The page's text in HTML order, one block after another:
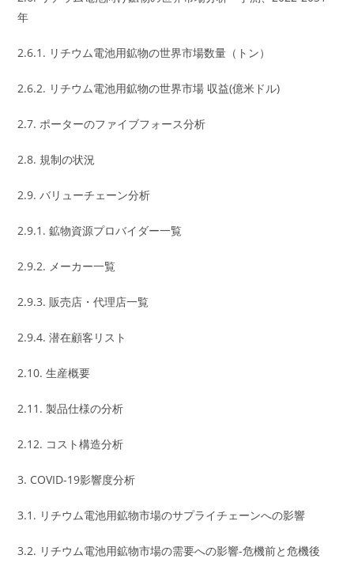
年
2.6.1. リチウム電池用鉱物の世界市場数量（トン）
2.6.2. リチウム電池用鉱物の世界市場 収益(億米ドル)
2.7. ポーターのファイブフォース分析
2.8. 規制の状況
2.9. バリューチェーン分析
2.9.1. 鉱物資源プロバイダー一覧
2.9.2. メーカー一覧
2.9.3. 販売店・代理店一覧
2.9.4. 潜在顧客リスト
2.10. 生産概要
2.11. 製品仕様の分析
2.12. コスト構造分析
3. COVID-19影響度分析
3.1. リチウム電池用鉱物市場のサプライチェーンへの影響
3.2. リチウム電池用鉱物市場の需要への影響-危機前と危機後